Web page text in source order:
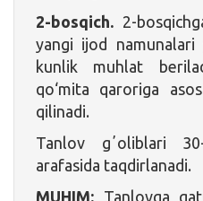
2-bosqich. 2-
yangi ijod
kunlik muhlat
qo‘mita qaroriga
qilinadi.
Tanlov gʼoliblari
arafasida taqdirlanadi.
MUHIM: Tanlovga